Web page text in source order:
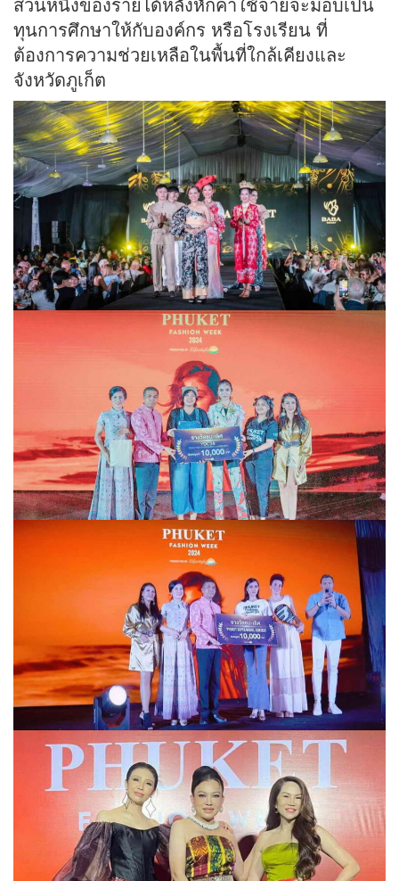
ทุนการศึกษาให้กับองค์กร หรือโรงเรียน ที่
ต้องการความช่วยเหลือในพื้นที่ใกล้เคียงและ
จังหวัดภูเก็ต